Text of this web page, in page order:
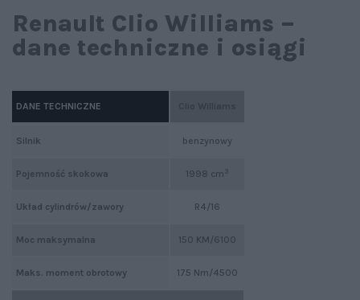
Renault Clio Williams –
dane techniczne i osiągi
benzynowy
1998 cm 3
R4/16
150 KM/6100
175 Nm/4500
DANE TECHNICZNE
Silnik
Pojemność skokowa
Układ cylindrów/zawory
Moc maksymalna
Maks. moment obrotowy